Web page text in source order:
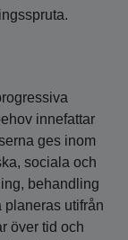
innefattar
ges inom
sociala och
behandling
planeras utifrån
över tid och